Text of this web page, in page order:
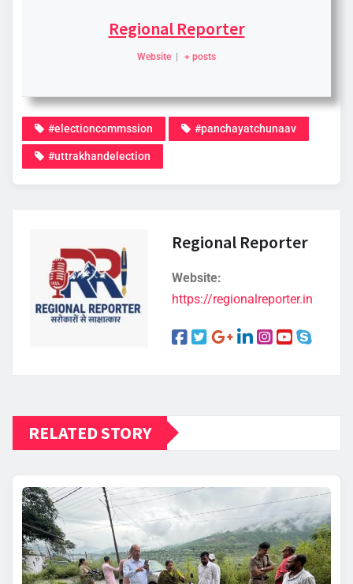
Regional Reporter
Website | + posts
#electioncommssion #panchayatchunaav
#uttrakhandelection
Regional Reporter
Website:
https://regionalreporter.in
RELATED STORY